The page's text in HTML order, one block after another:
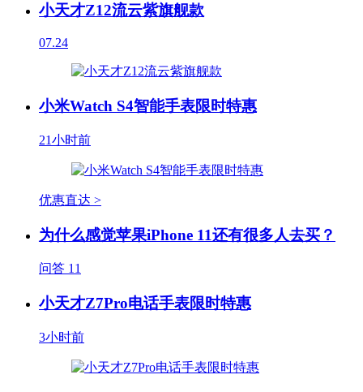
小天才Z12流云紫旗舰款
07.24
小米Watch S4智能手表限时特惠
21小时前
优惠直达 >
为什么感觉苹果iPhone 11还有很多人去买？
问答 11
小天才Z7Pro电话手表限时特惠
3小时前